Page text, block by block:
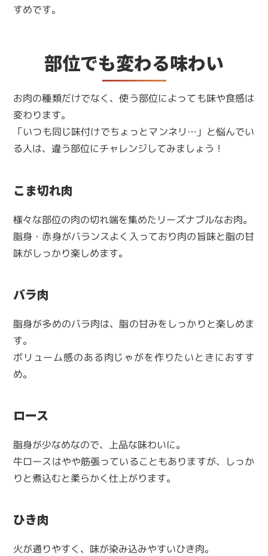
すめです。
部位でも変わる味わい
お肉の種類だけでなく、使う部位によっても味や食感は
変わります。
「いつも同じ味付けでちょっとマンネリ…」と悩んでい
る人は、違う部位にチャレンジしてみましょう！
こま切れ肉
様々な部位の肉の切れ端を集めたリーズナブルなお肉。
脂身・赤身がバランスよく入っており肉の旨味と脂の甘
味がしっかり楽しめます。
バラ肉
脂身が多めのバラ肉は、脂の甘みをしっかりと楽しめま
す。
ボリューム感のある肉じゃがを作りたいときにおすす
め。
ロース
脂身が少なめなので、上品な味わいに。
牛ロースはやや筋張っていることもありますが、しっか
りと煮込むと柔らかく仕上がります。
ひき肉
火が通りやすく、味が染み込みやすいひき肉。